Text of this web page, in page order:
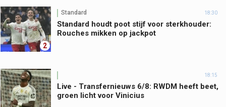
2
Standard 18:30
Standard houdt poot stijf voor sterkhouder:
Rouches mikken op jackpot
18:15
Live - Transfernieuws 6/8: RWDM heeft beet,
groen licht voor Vinicius